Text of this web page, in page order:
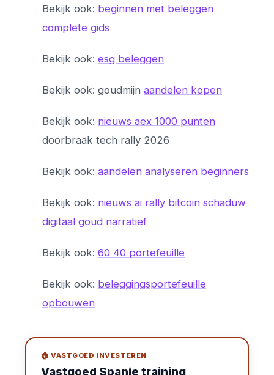
Bekijk ook: beginnen met beleggen
complete gids
Bekijk ook: esg beleggen
Bekijk ook: goudmijn aandelen kopen
Bekijk ook: nieuws aex 1000 punten
doorbraak tech rally 2026
Bekijk ook: aandelen analyseren beginners
Bekijk ook: nieuws ai rally bitcoin schaduw
digitaal goud narratief
Bekijk ook: 60 40 portefeuille
Bekijk ook: beleggingsportefeuille
opbouwen
🏠 VASTGOED INVESTEREN
Vastgoed Spanje training